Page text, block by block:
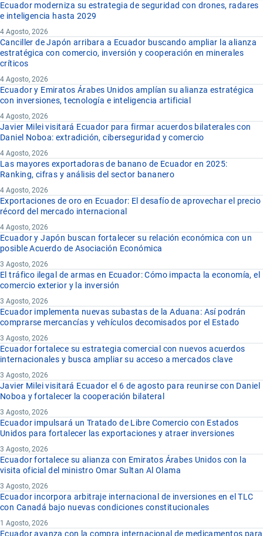
Ecuador moderniza su estrategia de seguridad con drones, radares
e inteligencia hasta 2029
4 Agosto, 2026
Canciller de Japón arribara a Ecuador buscando ampliar la alianza
estratégica con comercio, inversión y cooperación en minerales
críticos
4 Agosto, 2026
Ecuador y Emiratos Árabes Unidos amplían su alianza estratégica
con inversiones, tecnología e inteligencia artificial
4 Agosto, 2026
Javier Milei visitará Ecuador para firmar acuerdos bilaterales con
Daniel Noboa: extradición, ciberseguridad y comercio
4 Agosto, 2026
Las mayores exportadoras de banano de Ecuador en 2025:
Ranking, cifras y análisis del sector bananero
4 Agosto, 2026
Exportaciones de oro en Ecuador: El desafío de aprovechar el precio
récord del mercado internacional
4 Agosto, 2026
Ecuador y Japón buscan fortalecer su relación económica con un
posible Acuerdo de Asociación Económica
3 Agosto, 2026
El tráfico ilegal de armas en Ecuador: Cómo impacta la economía, el
comercio exterior y la inversión
3 Agosto, 2026
Ecuador implementa nuevas subastas de la Aduana: Así podrán
comprarse mercancías y vehículos decomisados por el Estado
3 Agosto, 2026
Ecuador fortalece su estrategia comercial con nuevos acuerdos
internacionales y busca ampliar su acceso a mercados clave
3 Agosto, 2026
Javier Milei visitará Ecuador el 6 de agosto para reunirse con Daniel
Noboa y fortalecer la cooperación bilateral
3 Agosto, 2026
Ecuador impulsará un Tratado de Libre Comercio con Estados
Unidos para fortalecer las exportaciones y atraer inversiones
3 Agosto, 2026
Ecuador fortalece su alianza con Emiratos Árabes Unidos con la
visita oficial del ministro Omar Sultan Al Olama
3 Agosto, 2026
Ecuador incorpora arbitraje internacional de inversiones en el TLC
con Canadá bajo nuevas condiciones constitucionales
1 Agosto, 2026
Ecuador avanza con la compra internacional de medicamentos para